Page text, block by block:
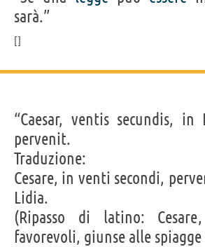
sarà.”
“Caesar, ventis secundis,
pervenit.
Traduzione:
Cesare, in venti secondi,
Lidia.
(Ripasso di latino:
favorevoli, giunse alle